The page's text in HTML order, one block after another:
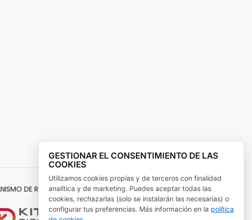
DE RECUPERACIÓN Y RESILENCIA
GESTIONAR EL CONSENTIMIENTO DE LAS
COOKIES
Utilizamos cookies propias y de terceros con finalidad
analítica y de marketing. Puedes aceptar todas las
cookies, rechazarlas (solo se instalarán las necesarias) o
configurar tus preferencias. Más información en la política